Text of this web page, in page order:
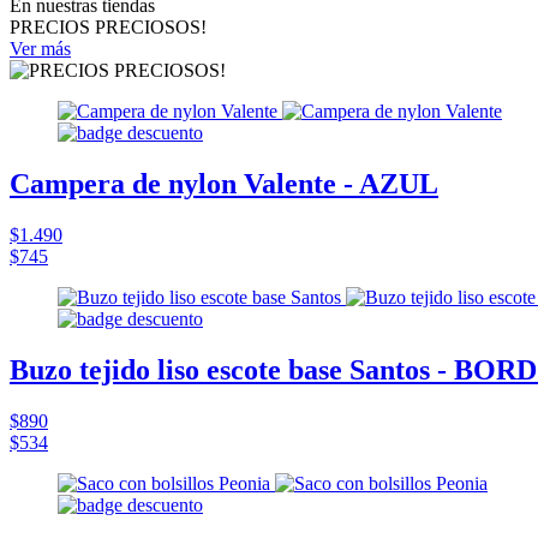
En nuestras tiendas
PRECIOS PRECIOSOS!
Ver más
Campera de nylon Valente - AZUL
$1.490
$745
Buzo tejido liso escote base Santos -
$890
$534